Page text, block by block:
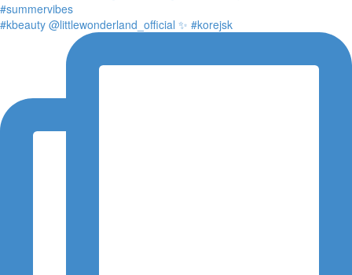
#kbeauty @littlewonderland_official ✨ #korejsk